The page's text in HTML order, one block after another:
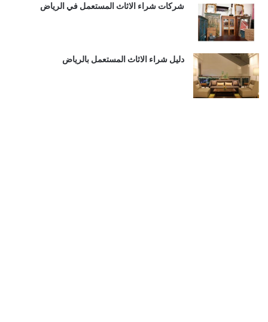
شركات شراء الاثاث المستعمل في الرياض
دليل شراء الاثاث المستعمل بالرياض